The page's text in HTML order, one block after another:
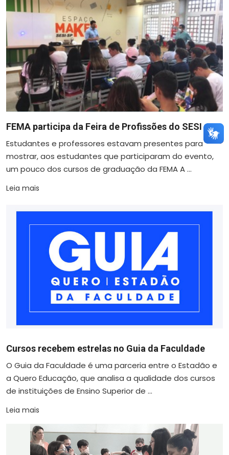
FEMA participa da Feira de Profissões do SESI
Estudantes e professores estavam presentes para
mostrar, aos estudantes que participaram do evento,
um pouco dos cursos de graduação da FEMA A ...
Leia mais
Cursos recebem estrelas no Guia da Faculdade
O Guia da Faculdade é uma parceria entre o Estadão e
a Quero Educação, que analisa a qualidade dos cursos
de instituições de Ensino Superior de ...
Leia mais